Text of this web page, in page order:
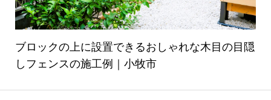
ブロックの上に設置できるおしゃれな木目の目隠
しフェンスの施工例｜小牧市